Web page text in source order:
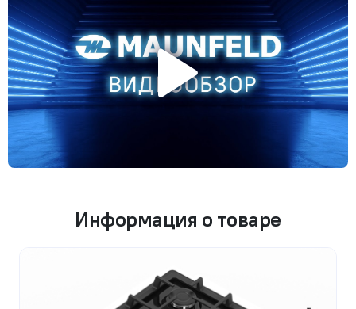
Информация о товаре